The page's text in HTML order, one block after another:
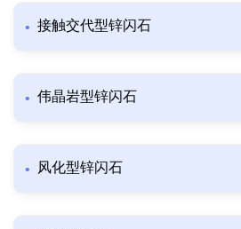
接触交代型锌闪石
伟晶岩型锌闪石
风化型锌闪石